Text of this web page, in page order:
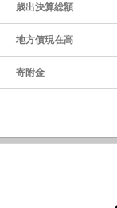
歳出決算総額
地方債現在高
寄附金